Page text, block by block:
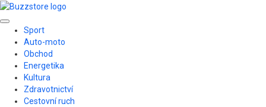
Skip
content
Primary
Menu
Sport
Auto-moto
Obchod
Energetika
Kultura
Zdravotnictví
Cestovní ruch